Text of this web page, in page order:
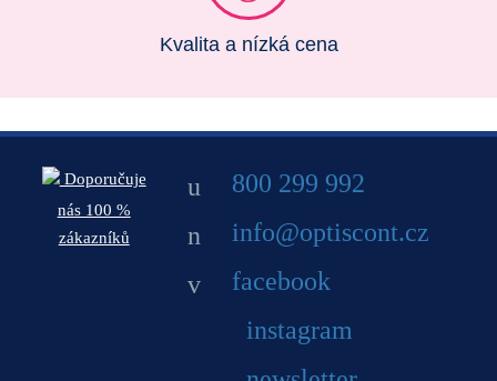
Kvalita a nízká cena
Doporučuje
nás 100 %
zákazníků
800 299 992
info@optiscont.cz
facebook
instagram